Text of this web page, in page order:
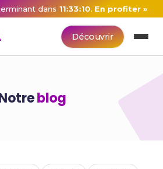
dans 11:33:09. En profiter »
Découvrir
blog